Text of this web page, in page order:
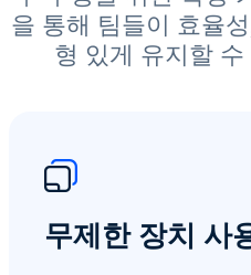
을 통해 팀들이 효율
형 있게 유지할
무제한 장치 사